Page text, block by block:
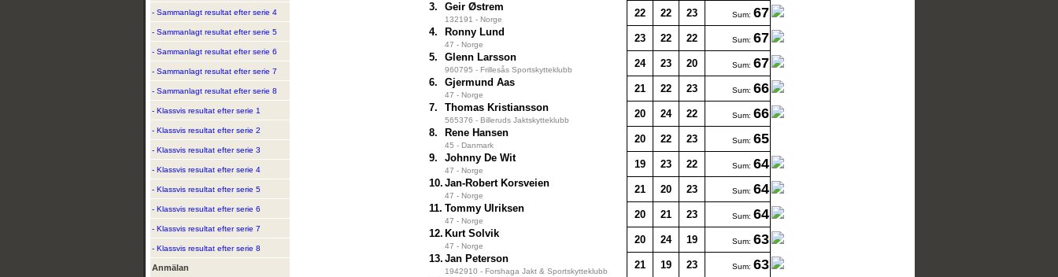
- Sammanlagt resultat efter serie 4
- Sammanlagt resultat efter serie 5
- Sammanlagt resultat efter serie 6
- Sammanlagt resultat efter serie 7
- Sammanlagt resultat efter serie 8
- Klassvis resultat efter serie 1
- Klassvis resultat efter serie 2
- Klassvis resultat efter serie 3
- Klassvis resultat efter serie 4
- Klassvis resultat efter serie 5
- Klassvis resultat efter serie 6
- Klassvis resultat efter serie 7
- Klassvis resultat efter serie 8
Anmälan
3. Geir Østrem
132191 - Norge
22 22 23 Sum: 67
4. Ronny Lund
47 - Norge
23 22 22 Sum: 67
5. Glenn Larsson
960795 - Frillesås Sportskytteklubb
24 23 20 Sum: 67
6. Gjermund Aas
47 - Norge
21 22 23 Sum: 66
7. Thomas Kristiansson
565376 - Billeruds Jaktskytteklubb
20 24 22 Sum: 66
8. Rene Hansen
45 - Danmark
20 22 23 Sum: 65
9. Johnny De Wit
47 - Norge
19 23 22 Sum: 64
10. Jan-Robert Korsveien
47 - Norge
21 20 23 Sum: 64
11. Tommy Ulriksen
47 - Norge
20 21 23 Sum: 64
12. Kurt Solvik
47 - Norge
20 24 19 Sum: 63
13. Jan Peterson
1942910 - Forshaga Jakt & Sportskytteklubb
21 19 23 Sum: 63